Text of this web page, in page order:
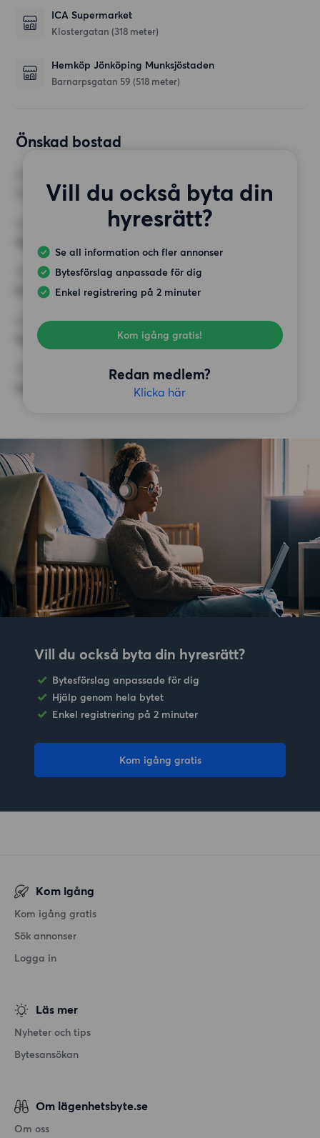
ICA Supermarket
Klostergatan (318 meter)
Hemköp Jönköping Munksjöstaden
Barnarpsgatan 59 (518 meter)
Önskad bostad
Vill du också byta din
hyresrätt?
Se all information och fler annonser
Bytesförslag anpassade för dig
Enkel registrering på 2 minuter
Kom igång gratis!
Redan medlem?
Klicka här
MINST ANTAL KVADRATMETER
HÖGSTA HYRA
8 000 kr
Inga speciella krav
ÖVRIGA PREFERENSER
Inga speciella preferenser
Vill du också byta din hyresrätt?
Bytesförslag anpassade för dig
Hjälp genom hela bytet
Enkel registrering på 2 minuter
Kom igång gratis
Kom igång
Kom igång gratis
Sök annonser
Logga in
Läs mer
Nyheter och tips
Bytesansökan
Om lägenhetsbyte.se
Om oss